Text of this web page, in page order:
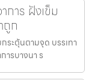
การ ฝังเข็ม
ถูก
ระตุ้นตามจุด บรรเทา
ารบางนา ร